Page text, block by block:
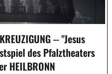
-- "Jesus
des Pfalztheaters
HEILBRONN